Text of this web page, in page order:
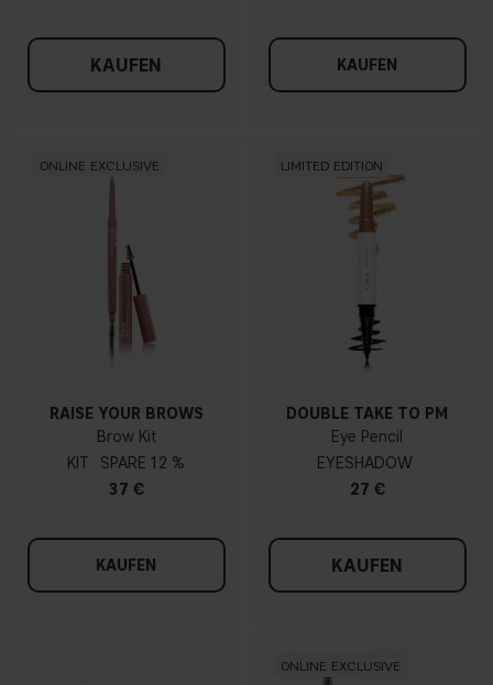
KAUFEN KAUFEN
ONLINE EXCLUSIVE
RAISE YOUR BROWS
Brow Kit
KIT
12 %
37 €
KAUFEN
LIMITED EDITION
DOUBLE TAKE TO PM
Eye Pencil
EYESHADOW
27 €
KAUFEN
ONLINE EXCLUSIVE